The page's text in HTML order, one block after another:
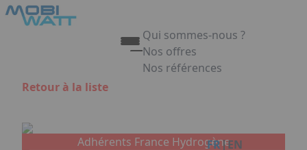
Aller au contenu principal
Qui sommes-nous ?
Nos offres
Nos références
FR|EN
Retour à la liste
Adhérents France Hydrogène
Panneau de gestion des cookies